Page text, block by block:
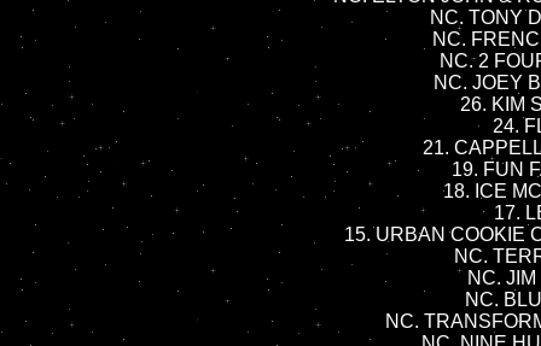
NC. TONY
NC.
NC. 2
NC. JOEY
26. KIM
24.
21.
19. FUN
18. ICE
17.
15. URBAN COOKIE
NC.
NC.
NC.
NC.